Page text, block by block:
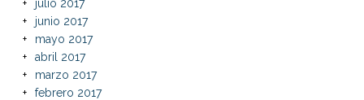
julio 2017
junio 2017
mayo 2017
abril 2017
marzo 2017
febrero 2017